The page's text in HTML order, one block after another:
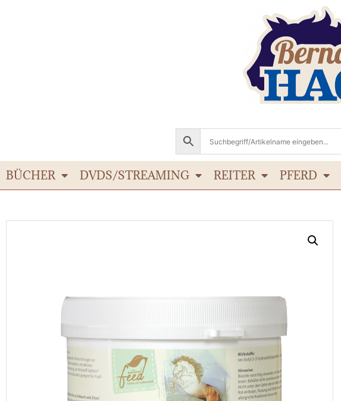
BÜCHER DVDS/STREAMING REITER PFERD